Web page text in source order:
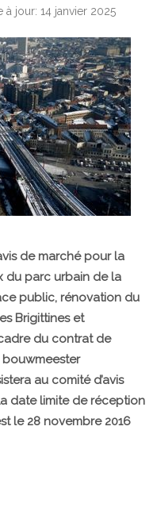
à jour: 14 janvier 2025
de marché pour la
du parc urbain de la
public, rénovation du
Brigittines et
du contrat de
bouwmeester
au comité d’avis
date limite de réception
le 28 novembre 2016